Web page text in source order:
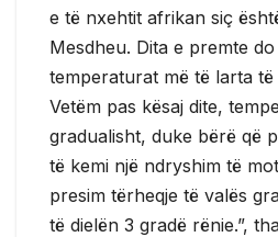
e të nxehtit afrikan siç
Mesdheu. Dita e premte
temperaturat më të larta të
Vetëm pas kësaj dite,
gradualisht, duke bërë që
të kemi një ndryshim të
presim tërheqje të valës
të dielën 3 gradë rënie.”,